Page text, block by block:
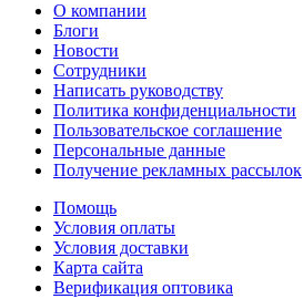
О компании
Блоги
Новости
Сотрудники
Написать руководству
Политика конфиденциальности
Пользовательское соглашение
Персональные данные
Получение рекламных рассылок
Помощь
Условия оплаты
Условия доставки
Карта сайта
Верификация оптовика